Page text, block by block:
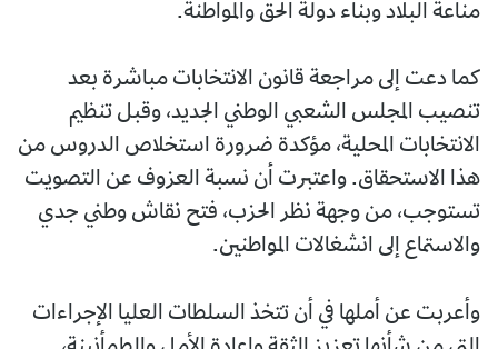
مناعة البلاد وبناء دولة الحق والمواطنة.
كما دعت إلى مراجعة قانون الانتخابات مباشرة بعد
تنصيب المجلس الشعبي الوطني الجديد، وقبل تنظيم
الانتخابات المحلية، مؤكدة ضرورة استخلاص الدروس من
هذا الاستحقاق. واعتبرت أن نسبة العزوف عن التصويت
تستوجب، من وجهة نظر الحزب، فتح نقاش وطني جدي
والاستماع إلى انشغالات المواطنين.
وأعربت عن أملها في أن تتخذ السلطات العليا الإجراءات